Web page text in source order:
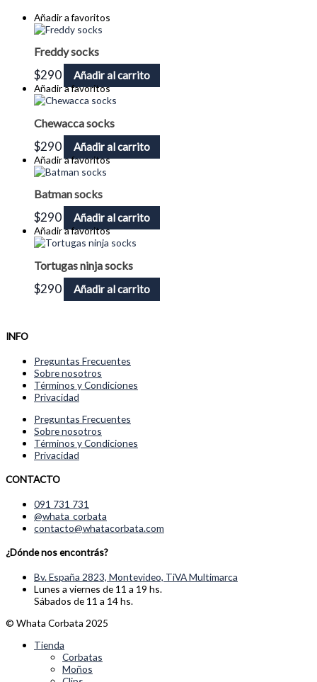
Añadir a favoritos
Freddy socks
$290 Añadir al carrito
Añadir a favoritos
Chewacca socks
$290 Añadir al carrito
Añadir a favoritos
Batman socks
$290 Añadir al carrito
Añadir a favoritos
Tortugas ninja socks
$290 Añadir al carrito
INFO
Preguntas Frecuentes
Sobre nosotros
Términos y Condiciones
Privacidad
Preguntas Frecuentes
Sobre nosotros
Términos y Condiciones
Privacidad
CONTACTO
091 731 731
@whata_corbata
contacto@whatacorbata.com
¿Dónde nos encontrás?
Bv. España 2823, Montevideo, TiVA Multimarca
Lunes a viernes de 11 a 19 hs.
Sábados de 11 a 14 hs.
© Whata Corbata 2025
Tienda
Corbatas
Moños